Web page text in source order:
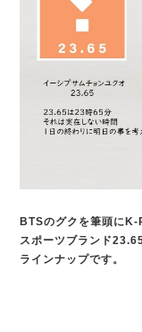
BTSのグクを筆頭にK-
スポーツブランド
ラインナップです。